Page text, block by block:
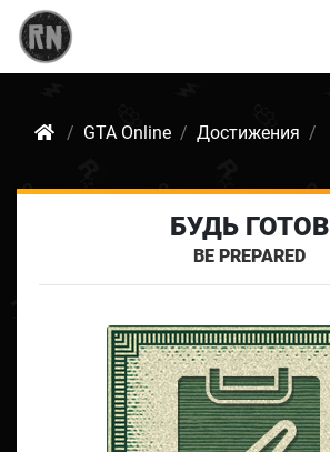
GTA Online Достижения
БУДЬ ГОТОВ
BE PREPARED